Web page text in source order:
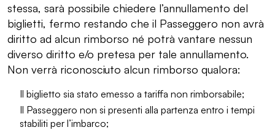
stessa, sarà possibile chiedere l’annullamento del
biglietti, fermo restando che il Passeggero non avrà
diritto ad alcun rimborso né potrà vantare nessun
diverso diritto e/o pretesa per tale annullamento.
Non verrà riconosciuto alcun rimborso qualora:
Il biglietto sia stato emesso a tariffa non rimborsabile;
Il Passeggero non si presenti alla partenza entro i tempi
stabiliti per l’imbarco;